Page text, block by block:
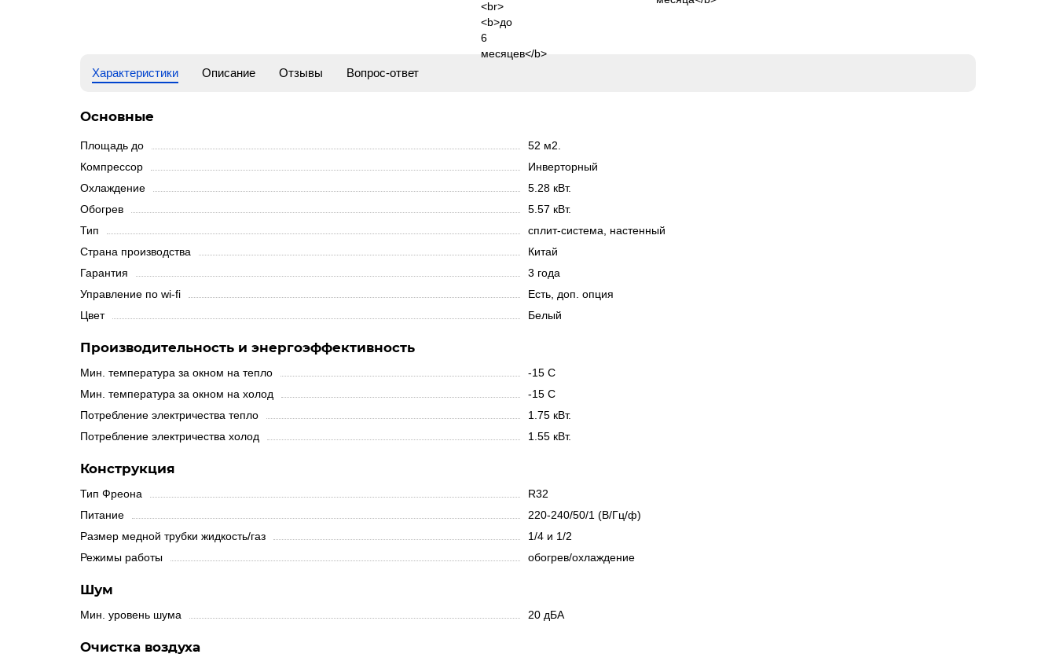
Характеристики Описание Отзывы Вопрос-ответ
Основные
Площадь до
52 м2.
Компрессор
Инверторный
Охлаждение
5.28 кВт.
Обогрев
5.57 кВт.
Тип
сплит-система, настенный
Страна производства
Китай
Гарантия
3 года
Управление по wi-fi
Есть, доп. опция
Цвет
Белый
Производительность и энергоэффективность
Мин. температура за окном на тепло
-15 С
Мин. температура за окном на холод
-15 С
Потребление электричества тепло
1.75 кВт.
Потребление электричества холод
1.55 кВт.
Конструкция
Тип Фреона
R32
Питание
220-240/50/1 (В/Гц/ф)
Размер медной трубки жидкость/газ
1/4 и 1/2
Режимы работы
обогрев/охлаждение
Шум
Мин. уровень шума 20 дБА
Очистка воздуха